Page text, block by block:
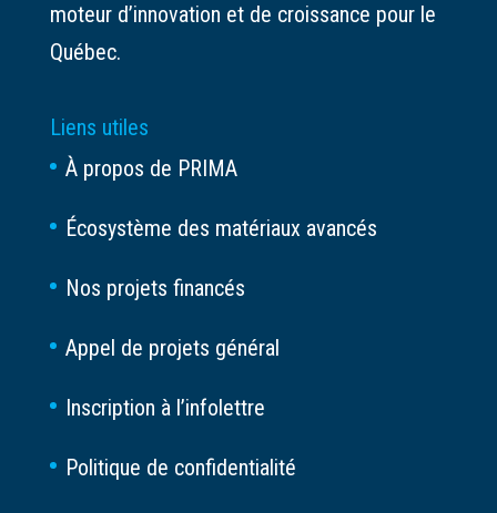
moteur d’innovation et de croissance pour le
Québec.
Liens utiles
À propos de PRIMA
Écosystème des matériaux avancés
Nos projets financés
Appel de projets général
Inscription à l’infolettre
Politique de confidentialité